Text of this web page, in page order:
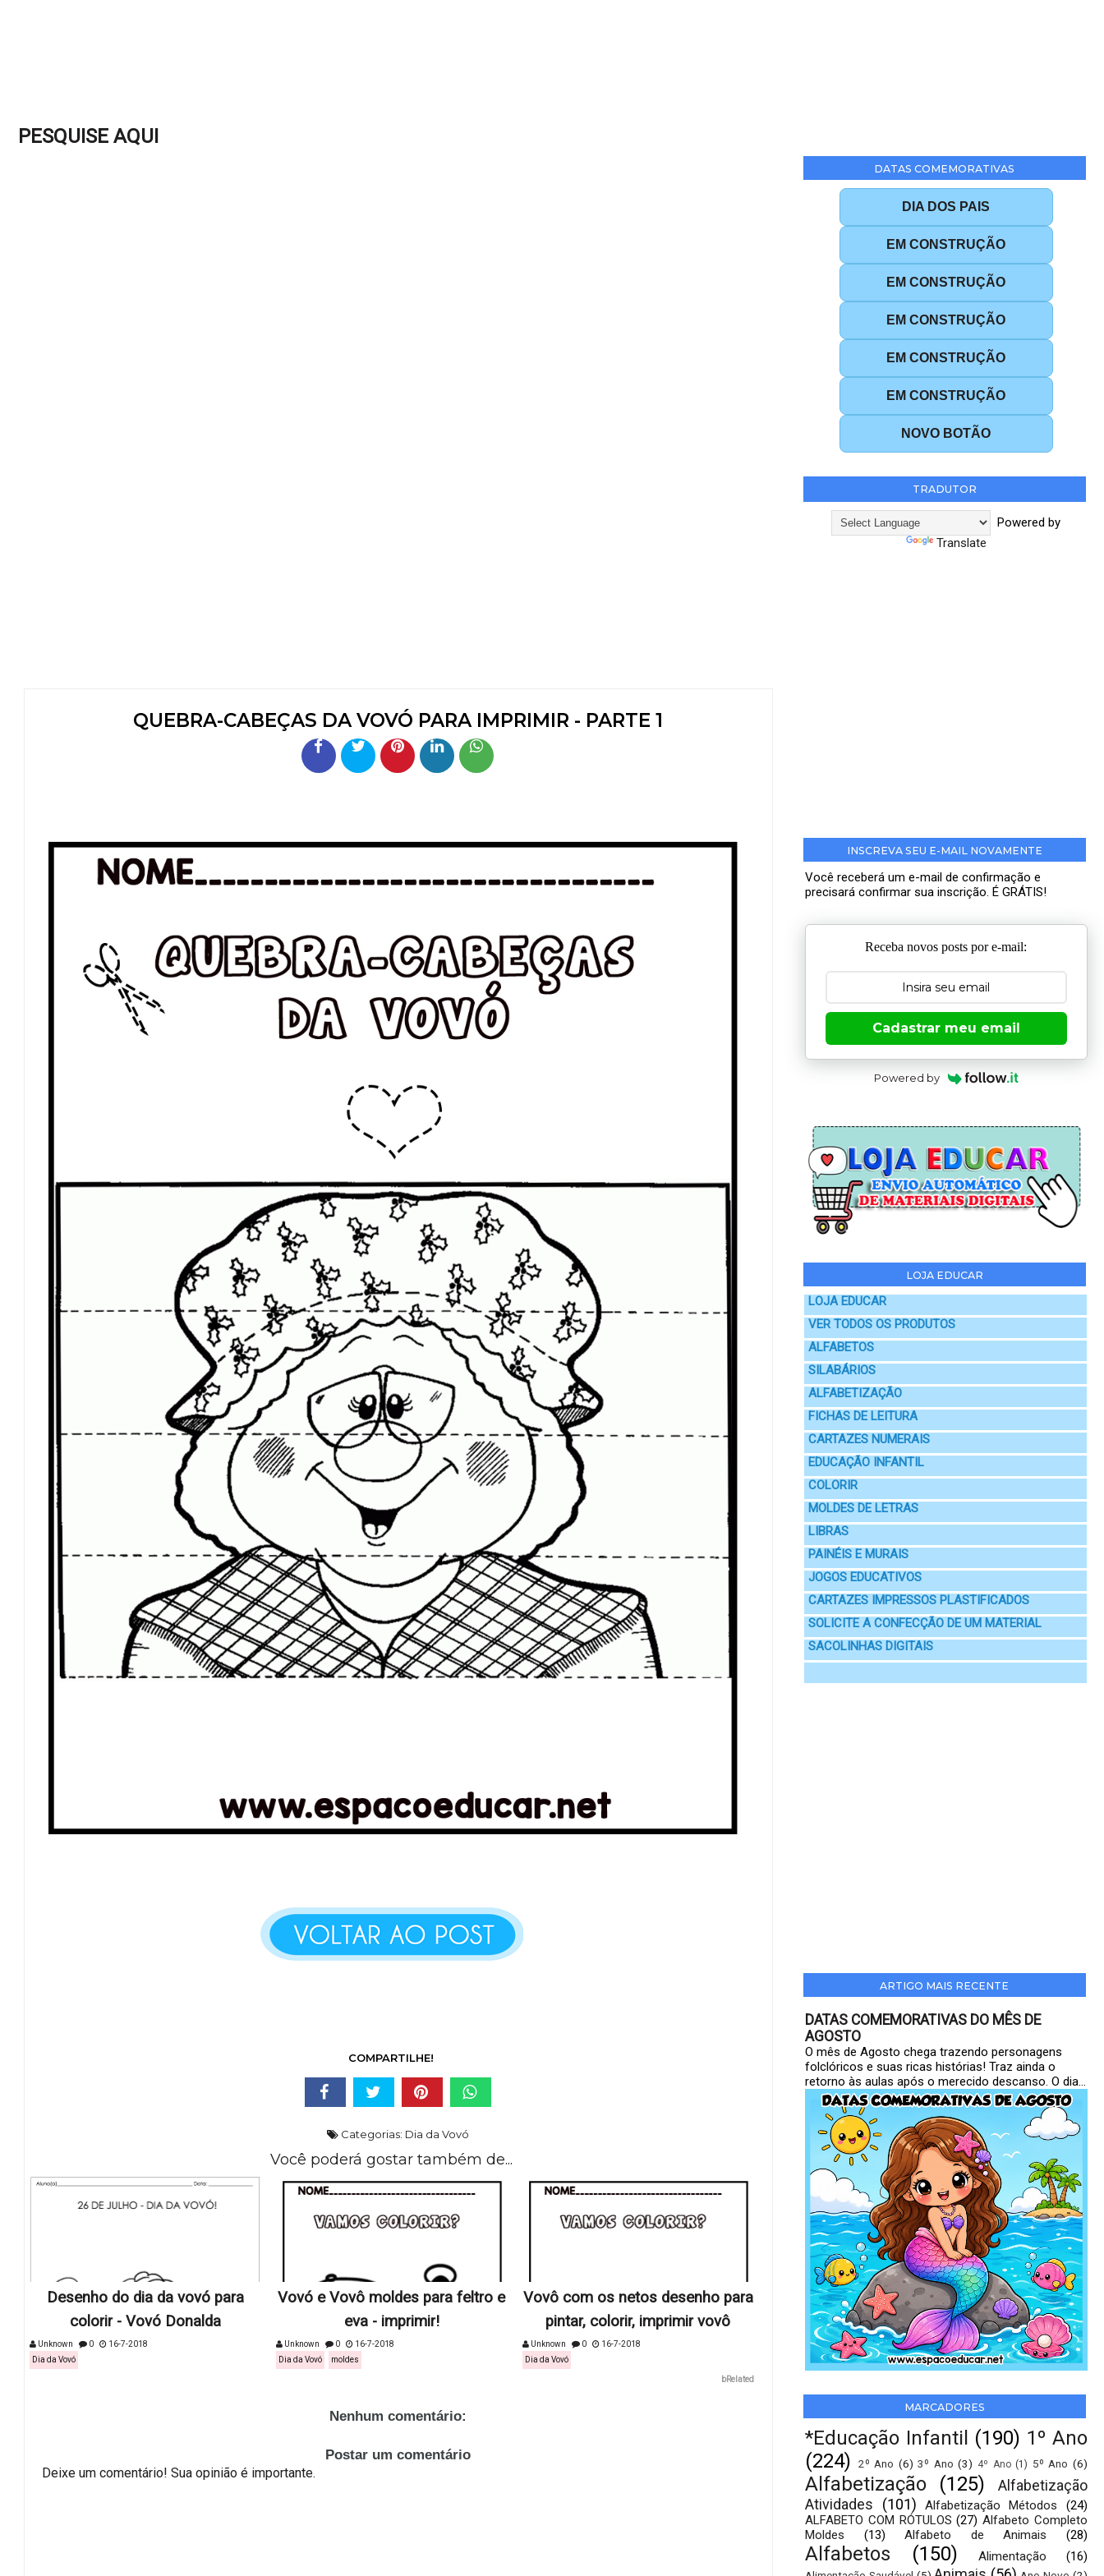
PESQUISE AQUI
QUEBRA-CABEÇAS DA VOVÓ PARA IMPRIMIR - PARTE 1
COMPARTILHE!
Categorias: Dia da Vovó
Você poderá gostar também de...
Desenho do dia da vovó para
colorir - Vovó Donalda
Unknown 0
16-7-2018
Dia da Vovó
Vovó e Vovô moldes para feltro e
eva - imprimir!
Unknown 0
16-7-2018
Dia da Vovó
moldes
Vovô com os netos desenho para
pintar, colorir, imprimir vovô
Unknown 0
16-7-2018
Dia da Vovó
bRelated
Nenhum comentário:
Postar um comentário
Deixe um comentário! Sua opinião é importante.
DATAS COMEMORATIVAS
DIA DOS PAIS
EM CONSTRUÇÃO
EM CONSTRUÇÃO
EM CONSTRUÇÃO
EM CONSTRUÇÃO
EM CONSTRUÇÃO
NOVO BOTÃO
TRADUTOR
Powered by
Translate
INSCREVA SEU E-MAIL NOVAMENTE
Você receberá um e-mail de confirmação e
precisará confirmar sua inscrição. É GRÁTIS!
Receba novos posts por e-mail:
Cadastrar meu email
Powered by
LOJA EDUCAR
LOJA EDUCAR
VER TODOS OS PRODUTOS
ALFABETOS
SILABÁRIOS
ALFABETIZAÇÃO
FICHAS DE LEITURA
CARTAZES NUMERAIS
EDUCAÇÃO INFANTIL
COLORIR
MOLDES DE LETRAS
LIBRAS
PAINÉIS E MURAIS
JOGOS EDUCATIVOS
CARTAZES IMPRESSOS PLASTIFICADOS
SOLICITE A CONFECÇÃO DE UM MATERIAL
SACOLINHAS DIGITAIS
ARTIGO MAIS RECENTE
DATAS COMEMORATIVAS DO MÊS DE
AGOSTO
O mês de Agosto chega trazendo personagens
folclóricos e suas ricas histórias! Traz ainda o
retorno às aulas após o merecido descanso. O dia...
MARCADORES
*Educação Infantil (190) 1º Ano
(224)
2º Ano (6) 3º Ano (3) 4º Ano (1) 5º Ano (6)
Alfabetização (125)
Alfabetização
Atividades
(101) Alfabetização Métodos
(24)
ALFABETO COM RÓTULOS (27) Alfabeto Completo
Moldes
(13) Alfabeto de Animais (28)
Alfabetos (150) Alimentação (16)